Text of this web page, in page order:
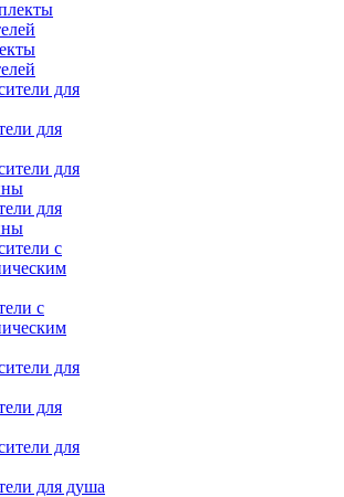
для
для
с
для
для душа